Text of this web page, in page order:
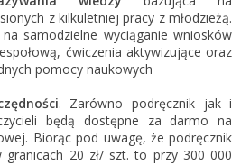
z kilkuletniej pracy z młodzieżą.
samodzielne wyciąganie wniosków
ćwiczenia aktywizujące oraz
pomocy naukowych
. Zarówno podręcznik jak i
będą dostępne za darmo na
Biorąc pod uwagę, że podręcznik
20 zł/ szt. to przy 300 000